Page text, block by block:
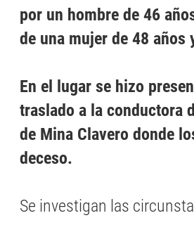
por un hombre de 46
de una mujer de 48 años
En el lugar se hizo
traslado a la conductora
de Mina Clavero donde
deceso.
Se investigan las